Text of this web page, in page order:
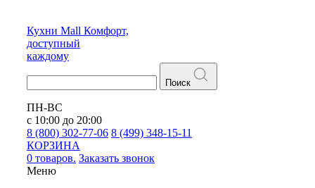
Кухни Mall Комфорт,
доступный
каждому
Поиск
ПН-ВС
с 10:00 до 20:00
8 (800) 302-77-06 8 (499) 348-15-11
КОРЗИНА
0 товаров. Заказать звонок
Меню